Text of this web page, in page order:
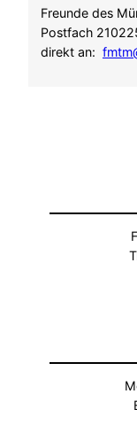
Freunde des
Postfach
direkt an: